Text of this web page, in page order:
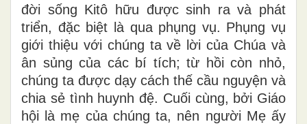
đời sống Kitô hữu được sinh ra và phát
triển, đặc biệt là qua phụng vụ. Phụng vụ
giới thiệu với chúng ta về lời của Chúa và
ân sủng của các bí tích; từ hồi còn nhỏ,
chúng ta được dạy cách thế cầu nguyện và
chia sẻ tình huynh đệ. Cuối cùng, bởi Giáo
hội là mẹ của chúng ta, nên người Mẹ ấy